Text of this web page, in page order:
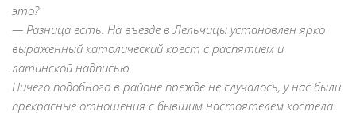
это?
— Разница есть. На въезде в Лельчицы установлен ярко
выраженный католический крест с распятием и
латинской надписью.
Ничего подобного в районе прежде не случалось, у нас были
прекрасные отношения с бывшим настоятелем костёла.